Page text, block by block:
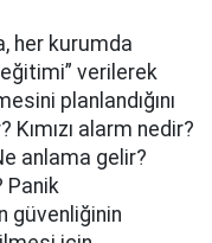
her kurumda
verilerek
planlandığını
Kımızı alarm nedir?
anlama gelir?
Panik
güvenliğinin